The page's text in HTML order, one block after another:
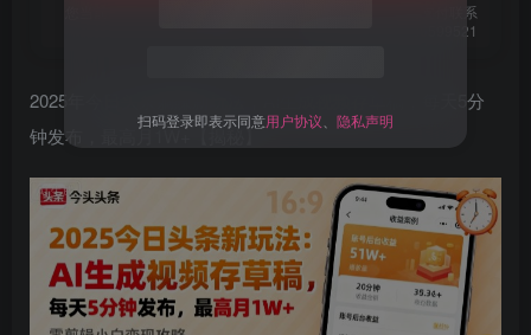
您当前未登录！建议登陆后购买，可保存购买订单。微信支付联系
微信：chen185599521
2025年今日头条躺賺新玩法，AI生成视频存草稿，每天5分
钟发布，最高月1W+【揭秘】
登录
用户协议 、隐私声明